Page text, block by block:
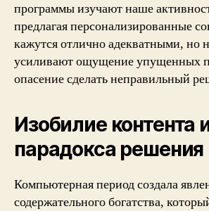
программы изучают наше
предлагая персонализированные
кажутся отлично адекватными, но
усиливают ощущение упущенных
опасение сделать неправильный
Изобилие контента
парадокса решения
Компьютерная период создала
содержательного богатства,